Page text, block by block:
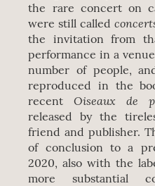
the rare concert on
were still called
the invitation from
performance in a
number of people,
reproduced in the
recentOiseaux de
released by the
friend and publisher.
of conclusion to a
2020, also with the
more substantial